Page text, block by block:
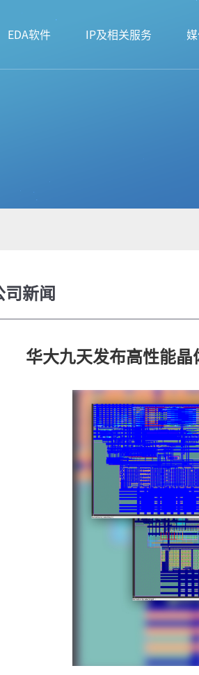
EDA软件 IP及相关服务
司新闻
华大九天发布高性能